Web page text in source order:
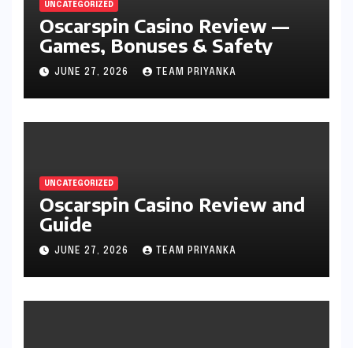
UNCATEGORIZED
Oscarspin Casino Review —
Games, Bonuses & Safety
JUNE 27, 2026 TEAM PRIYANKA
UNCATEGORIZED
Oscarspin Casino Review and
Guide
JUNE 27, 2026 TEAM PRIYANKA